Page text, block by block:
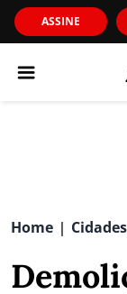
ASSINE
Home | Cidades